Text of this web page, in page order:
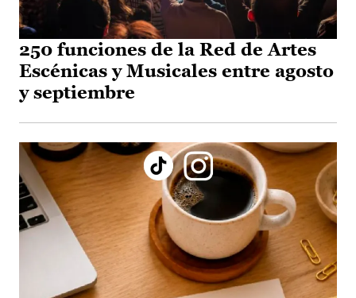
250 funciones de la Red de Artes
Escénicas y Musicales entre agosto
y septiembre